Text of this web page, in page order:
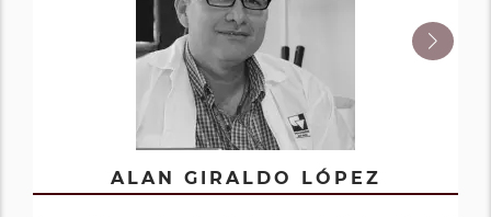
ALAN GIRALDO LÓPEZ
BELLINETH VALENCIA RAMÍREZ